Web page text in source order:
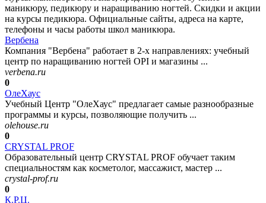
маникюру, педикюру и наращиванию ногтей. Скидки и акции
на курсы педикюра. Официальные сайты, адреса на карте,
телефоны и часы работы школ маникюра.
Вербена
Компания "Вербена" работает в 2-х направлениях: учебный
центр по наращиванию ногтей OPI и магазины ...
verbena.ru
0
ОлеХаус
Учебный Центр "ОлеХаус" предлагает самые разнообразные
программы и курсы, позволяющие получить ...
olehouse.ru
0
CRYSTAL PROF
Образовательный центр CRYSTAL PROF обучает таким
специальностям как косметолог, массажист, мастер ...
crystal-prof.ru
0
К.Р.Ц.